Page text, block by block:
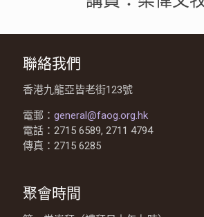
聯絡我們
香港九龍亞皆老街123號
電郵： general@faog.org.hk
電話：2715 6589, 2711 4794
傳真：2715 6285
聚會時間